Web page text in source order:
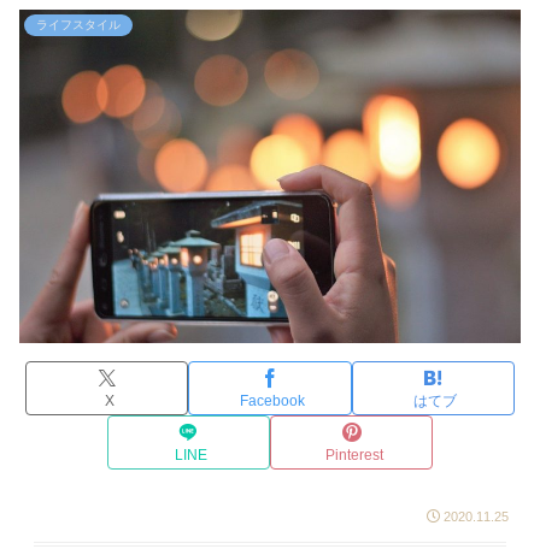
ライフスタイル
X Facebook はてブ
LINE Pinterest
2020.11.25